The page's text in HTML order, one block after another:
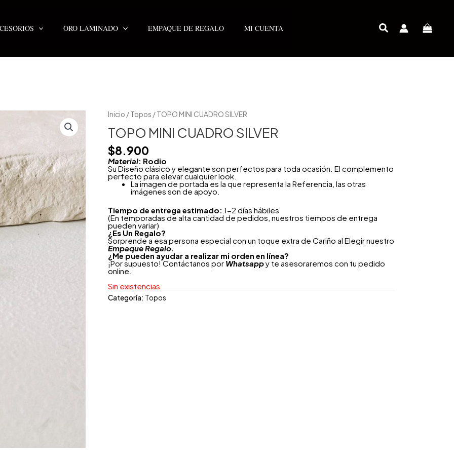
ORO LAMINADO EMPAQUE DE REGALO MI CUENTA
Inicio /Topos / TOPO MINI CUADRO SILVER
TOPO MINI CUADRO SILVER
$8.900
Material: Rodio
Su Diseño clásico y elegante son perfectos para toda ocasión. El complemento
perfecto para elevar cualquier look.
La imagen de portada es la que representa la Referencia, las otras
imágenes son de apoyo.
Tiempo de entrega estimado: 1-2 días hábiles
(En temporadas de alta cantidad de pedidos, nuestros tiempos de entrega
pueden variar)
¿ Es Un Regalo?
Sorprende a esa persona especial con un toque extra de Cariño al Elegir nuestro
Empaque Regalo.
¿Me pueden ayudar a realizar mi orden en línea?
¡Por supuesto! Contáctanos por Whatsappy te asesoraremos con tu pedido
online.
Sin existencias
Categoría: Topos